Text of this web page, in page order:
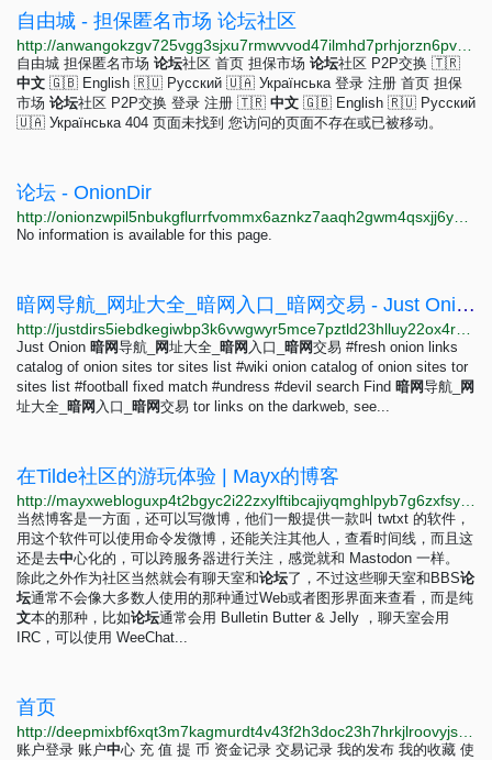
自由城 - 担保匿名市场 论坛社区
自由城 担保匿名市场 论坛社区 首页 担保市场 论坛社区 P2P交换 🇹🇷
中文 🇬🇧 English 🇷🇺 Русский 🇺🇦 Українська 登录 注册 首页 担保
市场 论坛社区 P2P交换 登录 注册 🇹🇷 中文 🇬🇧 English 🇷🇺 Русский
🇺🇦 Українська 404 页面未找到 您访问的页面不存在或已被移动。
论坛 - OnionDir
No information is available for this page.
暗网导航_网址大全_暗网入口_暗网交易 - Just Onion
Just Onion 暗网导航_ 网址大全_ 暗网 入口_ 暗网交易 #fresh onion links
catalog of onion sites tor sites list #wiki onion catalog of onion sites tor
sites list #football fixed match #undress #devil search Find 暗网导航_ 网
址大全_ 暗网 入口_ 暗网交易 tor links on the darkweb, see...
在Tilde社区的游玩体验 | Mayx的博客
当然博客是一方面，还可以写微博，他们一般提供一款叫 twtxt 的软件，
用这个软件可以使用命令发微博，还能关注其他人，查看时间线，而且这
还是去中心化的，可以跨服务器进行关注，感觉就和 Mastodon 一样。
除此之外作为社区当然就会有聊天室和论坛了，不过这些聊天室和BBS论
坛通常不会像大多数人使用的那种通过Web或者图形界面来查看，而是纯
文本的那种，比如论坛通常会用 Bulletin Butter & Jelly ，聊天室会用
IRC，可以使用 WeeChat...
首页
账户登录 账户中心 充 值 提 币 资金记录 交易记录 我的发布 我的收藏 使